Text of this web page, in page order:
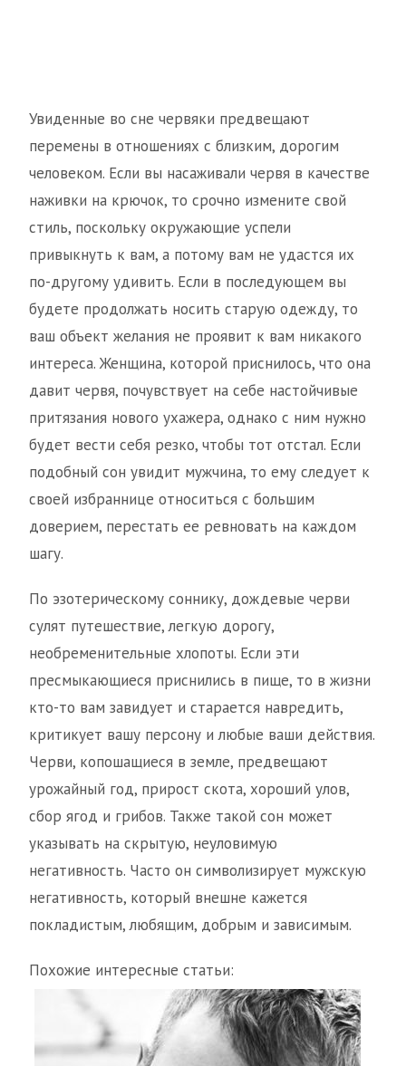
Увиденные во сне червяки предвещают
перемены в отношениях с близким, дорогим
человеком. Если вы насаживали червя в качестве
наживки на крючок, то срочно измените свой
стиль, поскольку окружающие успели
привыкнуть к вам, а потому вам не удастся их
по-другому удивить. Если в последующем вы
будете продолжать носить старую одежду, то
ваш объект желания не проявит к вам никакого
интереса. Женщина, которой приснилось, что она
давит червя, почувствует на себе настойчивые
притязания нового ухажера, однако с ним нужно
будет вести себя резко, чтобы тот отстал. Если
подобный сон увидит мужчина, то ему следует к
своей избраннице относиться с большим
доверием, перестать ее ревновать на каждом
шагу.
По эзотерическому соннику, дождевые черви
сулят путешествие, легкую дорогу,
необременительные хлопоты. Если эти
пресмыкающиеся приснились в пище, то в жизни
кто-то вам завидует и старается навредить,
критикует вашу персону и любые ваши действия.
Черви, копошащиеся в земле, предвещают
урожайный год, прирост скота, хороший улов,
сбор ягод и грибов. Также такой сон может
указывать на скрытую, неуловимую
негативность. Часто он символизирует мужскую
негативность, который внешне кажется
покладистым, любящим, добрым и зависимым.
Похожие интересные статьи: